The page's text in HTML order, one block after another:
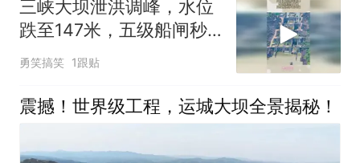
三峡大坝泄洪调峰，水位
跌至147米，五级船闸秒
变四级
勇笑搞笑 1跟贴
震撼！世界级工程，运城大坝全景揭秘！